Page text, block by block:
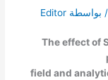
/ بواسطة Editor
The effect of
field and